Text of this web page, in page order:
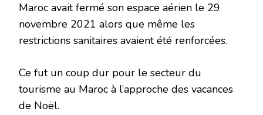
Maroc avait fermé son espace aérien le 29
novembre 2021 alors que même les
restrictions sanitaires avaient été renforcées.
Ce fut un coup dur pour le secteur du
tourisme au Maroc à l’approche des vacances
de Noël.